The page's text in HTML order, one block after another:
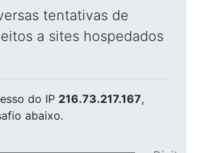
tentativas de
a sites hospedados
do IP 216.73.217.167,
abaixo.